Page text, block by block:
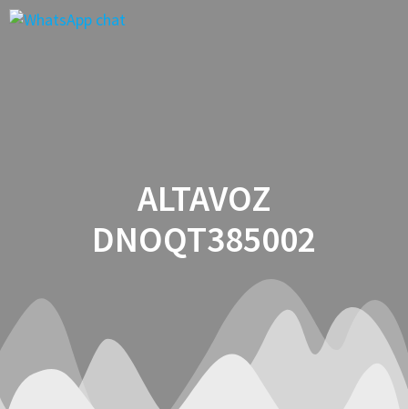
ALTAVOZ
DNOQT385002